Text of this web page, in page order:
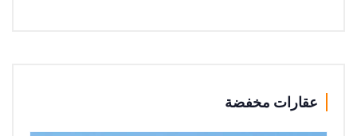
عقارات مخفضة